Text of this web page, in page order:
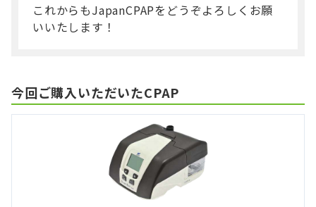
これからもJapanCPAPをどうぞよろしくお願
いいたします！
今回ご購入いただいたCPAP